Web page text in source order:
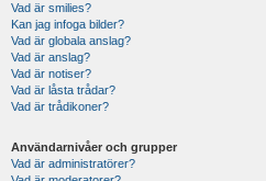
Vad är smilies?
Kan jag infoga bilder?
Vad är globala anslag?
Vad är anslag?
Vad är notiser?
Vad är låsta trådar?
Vad är trådikoner?
Användarnivåer och grupper
Vad är administratörer?